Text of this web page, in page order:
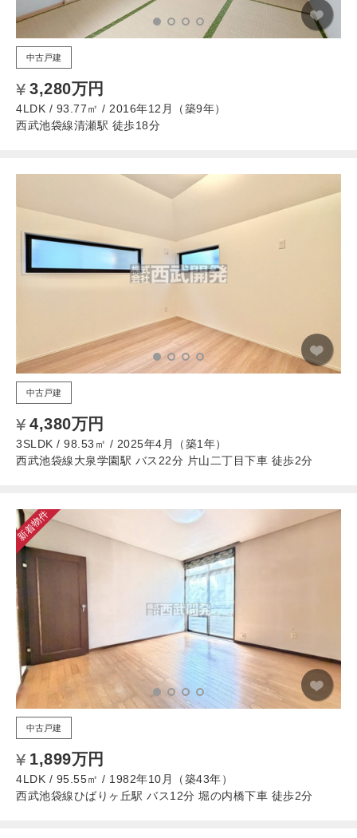
中古戸建
3,280万円
4LDK / 93.77㎡ / 2016年12月（築9年）
西武池袋線清瀬駅 徒歩18分
中古戸建
4,380万円
3SLDK / 98.53㎡ / 2025年4月（築1年）
西武池袋線大泉学園駅 バス22分 片山二丁目下車 徒歩2分
新着物件
中古戸建
1,899万円
4LDK / 95.55㎡ / 1982年10月（築43年）
西武池袋線ひばりヶ丘駅 バス12分 堀の内橋下車 徒歩2分